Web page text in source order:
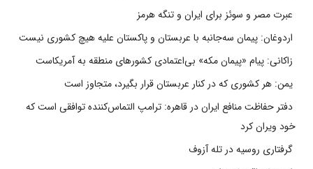
عبرت مصر و سوئز برای ایران و تنگه هرمز
اردوغان: پیمان سه‌جانبه با عربستان و پاکستان علیه هیچ کشوری نیست
زاکانی: پیام «پیمان مکه» بی‌اعتمادی کشورهای منطقه به آمریکاست
یمن: هر کشوری که در کنار عربستان قرار بگیرد، متجاوز است
دفتر حفاظت منافع ایران در قاهره: ترامپ التماس‌کننده توافقی است که
خود ویران کرد
گرفتاری روسیه در تله آزوف